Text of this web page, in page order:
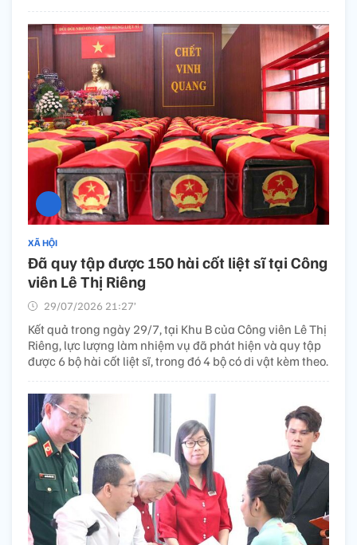
XÃ HỘI
Đã quy tập được 150 hài cốt liệt sĩ tại Công
viên Lê Thị Riêng
29/07/2026 21:27’
Kết quả trong ngày 29/7, tại Khu B của Công viên Lê Thị
Riêng, lực lượng làm nhiệm vụ đã phát hiện và quy tập
được 6 bộ hài cốt liệt sĩ, trong đó 4 bộ có di vật kèm theo.